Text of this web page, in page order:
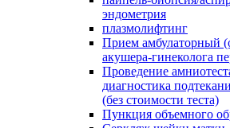
эндометрия
плазмолифтинг
Прием амбулаторный
акушера-гинеколога
Проведение
диагностика
(без стоимости теста)
Пункция объемного